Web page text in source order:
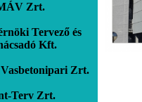
Zrt.
Tervező és
Kft.
Zrt.
Terv Zrt.